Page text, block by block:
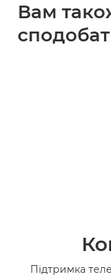
Вам
Підтримка